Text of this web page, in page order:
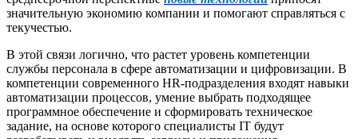
значительную экономию компании и помогают справляться с
текучестью.
В этой связи логично, что растет уровень компетенции
службы персонала в сфере автоматизации и цифровизации. В
компетенции современного HR-подразделения входят навыки
автоматизации процессов, умение выбрать подходящее
программное обеспечение и сформировать техническое
задание, на основе которого специалисты IT будут